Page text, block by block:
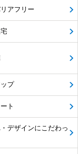
アフリー
プ
ト
デザインにこだわっ